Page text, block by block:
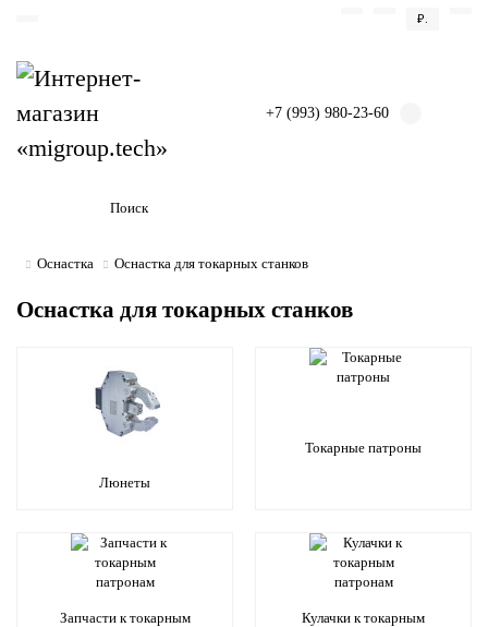
₽.
+7 (993) 980-23-60
Оснастка Оснастка для токарных станков
Оснастка для токарных станков
Люнеты
Токарные патроны
Запчасти к токарным
Кулачки к токарным